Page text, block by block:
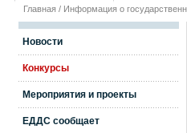
Главная / Информация о
Новости
Конкурсы
Мероприятия и проекты
ЕДДС сообщает